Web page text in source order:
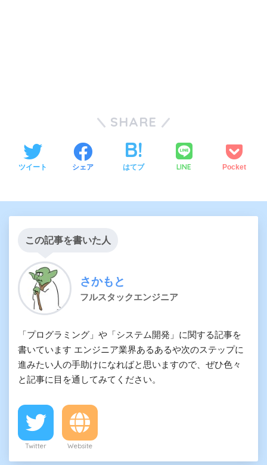
SHARE
ツイート シェア はてブ LINE Pocket
この記事を書いた人
さかもと
フルスタックエンジニア
「プログラミング」や「システム開発」に関する記事を
書いています エンジニア業界あるあるや次のステップに
進みたい人の手助けになればと思いますので、ぜひ色々
と記事に目を通してみてください。
Twitter Website